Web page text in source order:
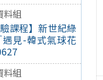
料組
驗課程】新世紀綠
見-韓式氣球花
料組